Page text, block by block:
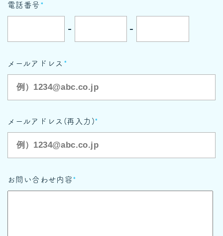
電話番号*
- -
メールアドレス *
メールアドレス(再入力)*
お問い合わせ内容*